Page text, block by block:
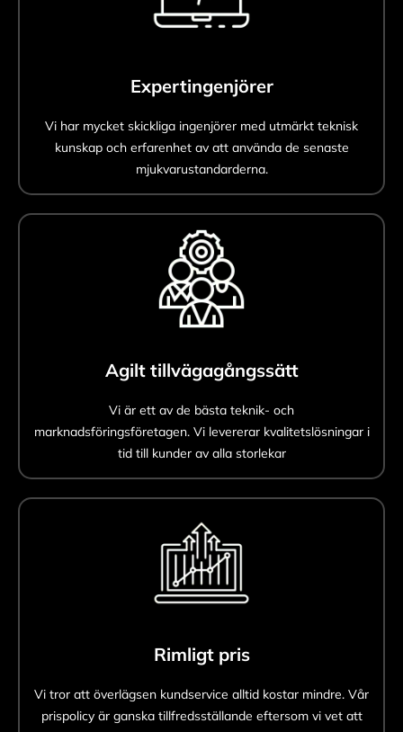
Expertingenjörer
Vi har mycket skickliga ingenjörer med utmärkt teknisk
kunskap och erfarenhet av att använda de senaste
mjukvarustandarderna.
Agilt tillvägagångssätt
Vi är ett av de bästa teknik- och
marknadsföringsföretagen. Vi levererar kvalitetslösningar i
tid till kunder av alla storlekar
Rimligt pris
Vi tror att överlägsen kundservice alltid kostar mindre. Vår
prispolicy är ganska tillfredsställande eftersom vi vet att